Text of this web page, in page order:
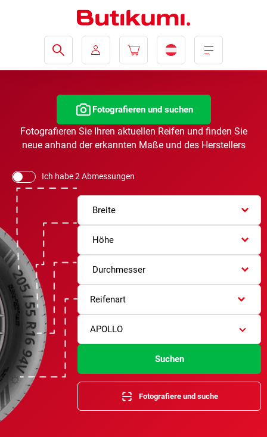
Fotografieren und suchen
Fotografieren Sie Ihren aktuellen Reifen und finden Sie
neue anhand der erkannten Maße und des Herstellers
Ich habe 2 Abmessungen
Breite
Höhe
Durchmesser
Reifenart
APOLLO
Suchen
Fotografiere und suche